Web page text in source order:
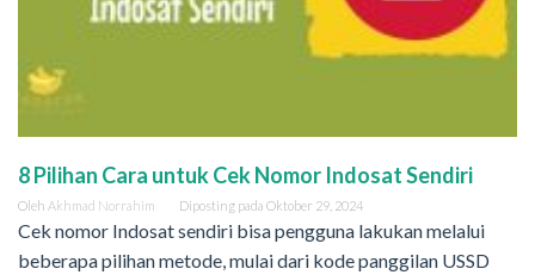
8 Pilihan Cara untuk Cek Nomor Indosat Sendiri
Oleh Akhmad Norrahim Diposting pada Oktober 29, 2024
Cek nomor Indosat sendiri bisa pengguna lakukan melalui
beberapa pilihan metode, mulai dari kode panggilan USSD